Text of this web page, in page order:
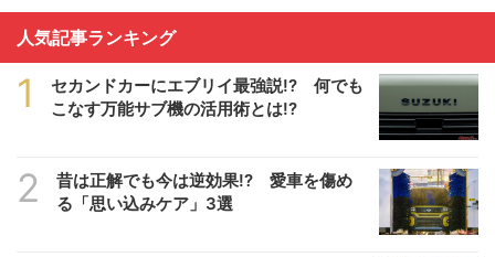
人気記事ランキング
1
セカンドカーにエブリイ最強説!? 何でも
こなす万能サブ機の活用術とは!?
2
昔は正解でも今は逆効果!? 愛車を傷め
る「思い込みケア」3選